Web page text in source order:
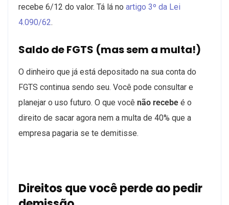
recebe 6/12 do valor. Tá lá no artigo 3º da Lei
4.090/62.
Saldo de FGTS (mas sem a multa!)
O dinheiro que já está depositado na sua conta do
FGTS continua sendo seu. Você pode consultar e
planejar o uso futuro. O que você não recebe é o
direito de sacar agora nem a multa de 40% que a
empresa pagaria se te demitisse.
Direitos que você perde ao pedir